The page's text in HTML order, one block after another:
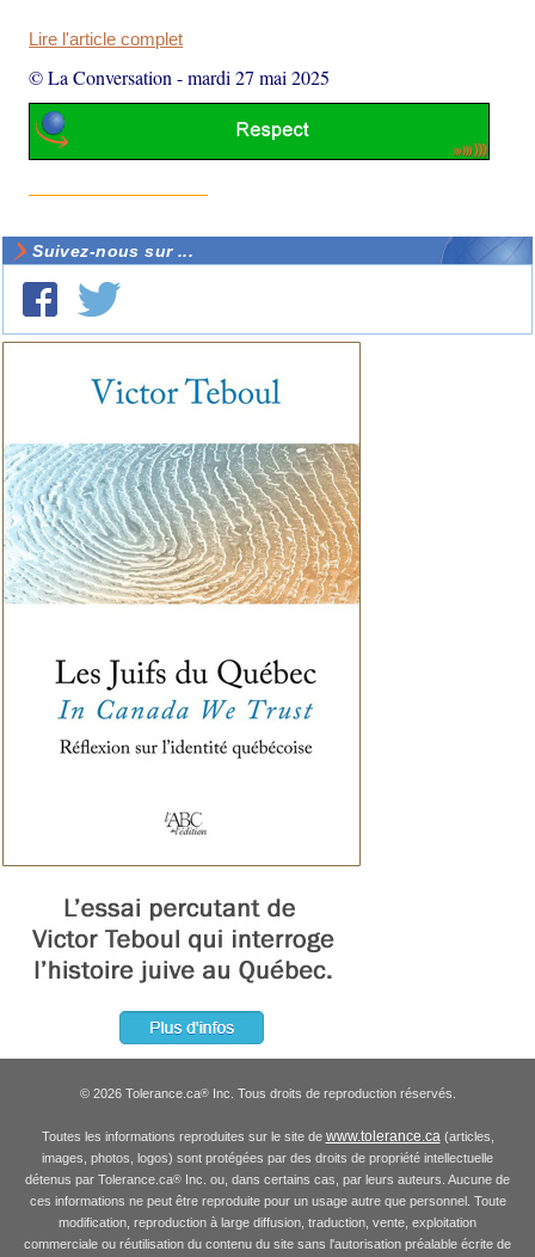
Lire l'article complet
© La Conversation -mardi 27 mai 2025
Suivez-nous sur ...
© 2026 Tolerance.ca®Inc. Tous droits de reproduction réservés.
Toutes les informations reproduites sur le site de www.tolerance.ca (articles,
images, photos, logos) sont protégées par des droits de propriété intellectuelle
détenus par Tolerance.ca® Inc. ou, dans certains cas, par leurs auteurs. Aucune de
ces informations ne peut être reproduite pour un usage autre que personnel. Toute
modification, reproduction à large diffusion, traduction, vente, exploitation
commerciale ou réutilisation du contenu du site sans l'autorisation préalable écrite de